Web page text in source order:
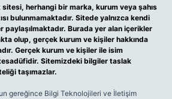
herhangi bir marka, kurum veya şahıs
bulunmamaktadır. Sitede yalnızca kendi
paylaşılmaktadır. Burada yer alan içerikler
olup, gerçek kurum ve kişiler hakkında
Gerçek kurum ve kişiler ile isim
Sitemizdeki bilgiler taslak
taşımazlar.
gereğince Bilgi Teknolojileri ve İletişim